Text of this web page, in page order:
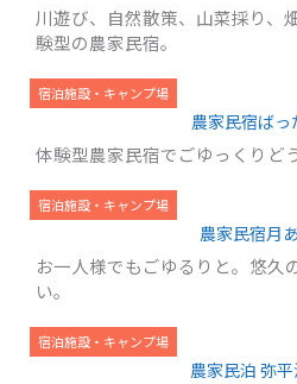
川遊び、自然散策、山菜採り、
験型の農家民宿。
宿泊施設・キャンプ場
農家民宿ばっ
体験型農家民宿でごゆっくりど
宿泊施設・キャンプ場
農家民宿月
お一人様でもごゆるりと。悠久
い。
宿泊施設・キャンプ場
農家民泊 弥